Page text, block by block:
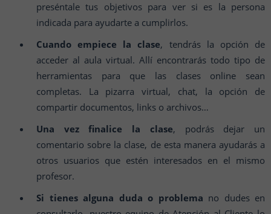
preséntale tus objetivos para ver si es la persona
indicada para ayudarte a cumplirlos.
Cuando empiece la clase, tendrás la opción de
acceder al aula virtual. Allí encontrarás todo tipo de
herramientas para que las clases online sean
completas. La pizarra virtual, chat, la opción de
compartir documentos, links o archivos…
Una vez finalice la clase, podrás dejar un
comentario sobre la clase, de esta manera ayudarás a
otros usuarios que estén interesados en el mismo
profesor.
Si tienes alguna duda o problema no dudes en